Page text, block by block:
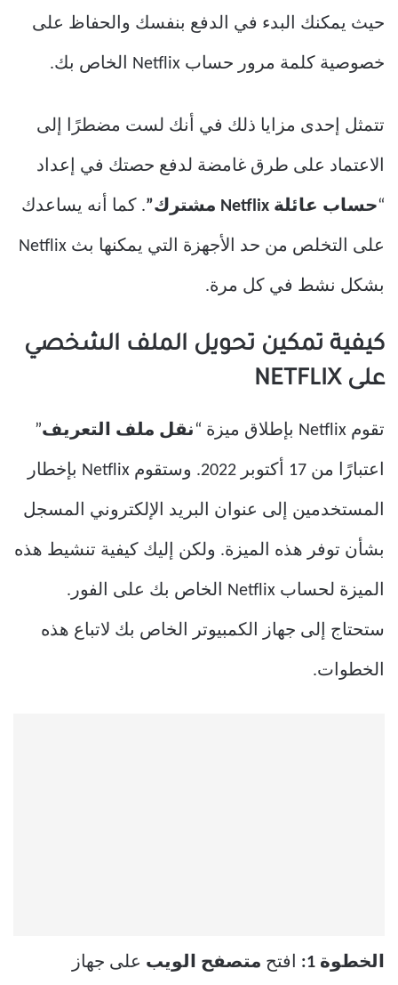
حيث يمكنك البدء في الدفع بنفسك والحفاظ على
خصوصية كلمة مرور حساب Netflix الخاص بك.
تتمثل إحدى مزايا ذلك في أنك لست مضطرًا إلى
الاعتماد على طرق غامضة لدفع حصتك في إعداد
“حساب عائلة Netflix مشترك” . كما أنه يساعدك
على التخلص من حد الأجهزة التي يمكنها بث Netflix
بشكل نشط في كل مرة.
كيفية تمكين تحويل الملف الشخصي
على NETFLIX
تقوم Netflix بإطلاق ميزة “ نقل ملف التعريف”
اعتبارًا من 17 أكتوبر 2022. وستقوم Netflix بإخطار
المستخدمين إلى عنوان البريد الإلكتروني المسجل
بشأن توفر هذه الميزة. ولكن إليك كيفية تنشيط هذه
الميزة لحساب Netflix الخاص بك على الفور.
ستحتاج إلى جهاز الكمبيوتر الخاص بك لاتباع هذه
الخطوات.
الخطوة 1: افتح متصفح الويب على جهاز